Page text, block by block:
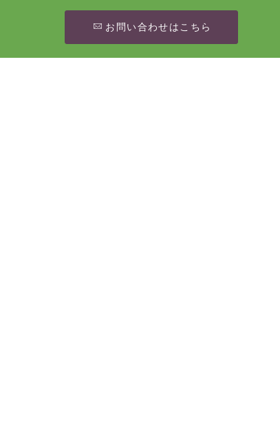
お問い合わせはこちら